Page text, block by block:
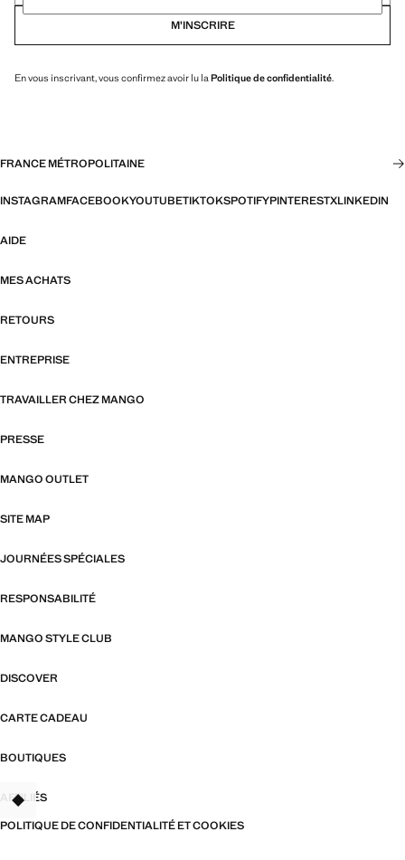
M’INSCRIRE
En vous inscrivant, vous confirmez avoir lu la Politique de confidentialité.
FRANCE MÉTROPOLITAINE
INSTAGRAMFACEBOOKYOUTUBETIKTOKSPOTIFYPINTERESTXLINKEDIN
AIDE
MES ACHATS
RETOURS
ENTREPRISE
TRAVAILLER CHEZ MANGO
PRESSE
MANGO OUTLET
SITE MAP
JOURNÉES SPÉCIALES
RESPONSABILITÉ
MANGO STYLE CLUB
DISCOVER
CARTE CADEAU
BOUTIQUES
AFFILIÉS
POLITIQUE DE CONFIDENTIALITÉ ET COOKIES